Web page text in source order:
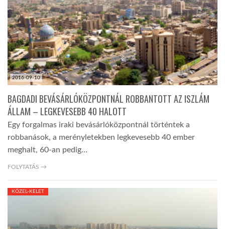
2016-09-10
BAGDADI BEVÁSÁRLÓKÖZPONTNÁL ROBBANTOTT AZ ISZLÁM
ÁLLAM – LEGKEVESEBB 40 HALOTT
Egy forgalmas iraki bevásárlóközpontnál történtek a
robbanások, a merényletekben legkevesebb 40 ember
meghalt, 60-an pedig…
FOLYTATÁS →
KÖZEL-KELET